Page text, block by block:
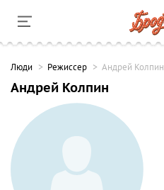
Люди Режиссер Андрей Колпин
Андрей Колпин